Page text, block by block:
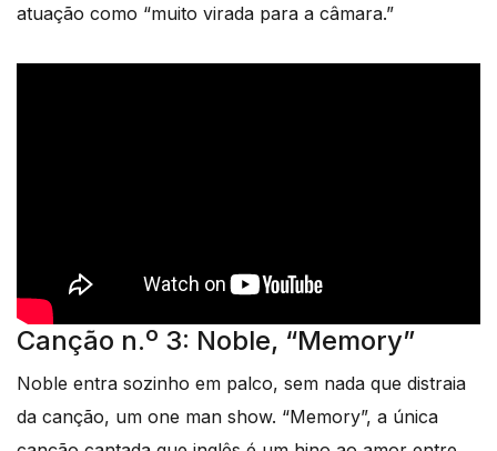
atuação como “muito virada para a câmara.”
Canção n.º 3: Noble, “Memory”
Noble entra sozinho em palco, sem nada que distraia
da canção, um one man show. “Memory”, a única